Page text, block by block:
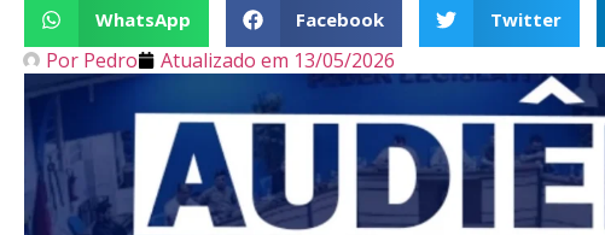
WhatsApp Facebook Twitter
Por Pedro Atualizado em 13/05/2026